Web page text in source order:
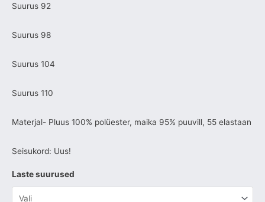
Suurus 92
Suurus 98
Suurus 104
Suurus 110
Materjal- Pluus 100% polüester, maika 95% puuvill, 55 elastaan
Seisukord: Uus!
Laste suurused